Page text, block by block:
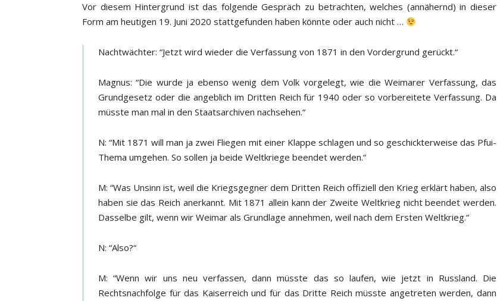
Vor diesem Hintergrund ist das folgende Gespräch zu betrachten, welches (annähernd) in dieser
Form am heutigen 19. Juni 2020 stattgefunden haben könnte oder auch nicht …
Nachtwächter: “Jetzt wird wieder die Verfassung von 1871 in den Vordergrund gerückt.“
Magnus: “Die wurde ja ebenso wenig dem Volk vorgelegt, wie die Weimarer Verfassung, das
Grundgesetz oder die angeblich im Dritten Reich für 1940 oder so vorbereitete Verfassung. Da
müsste man mal in den Staatsarchiven nachsehen.“
N: “Mit 1871 will man ja zwei Fliegen mit einer Klappe schlagen und so geschickterweise das Pfui-
Thema umgehen. So sollen ja beide Weltkriege beendet werden.“
M: “Was Unsinn ist, weil die Kriegsgegner dem Dritten Reich offiziell den Krieg erklärt haben, also
haben sie das Reich anerkannt. Mit 1871 allein kann der Zweite Weltkrieg nicht beendet werden.
Dasselbe gilt, wenn wir Weimar als Grundlage annehmen, weil nach dem Ersten Weltkrieg.“
N: “Also?“
M: “Wenn wir uns neu verfassen, dann müsste das so laufen, wie jetzt in Russland. Die
Rechtsnachfolge für das Kaiserreich und für das Dritte Reich müsste angetreten werden, dann